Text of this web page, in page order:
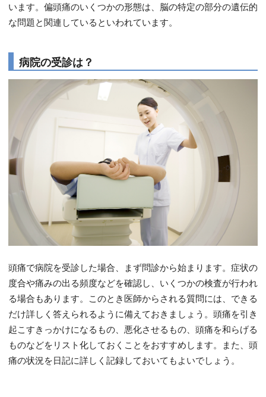
います。偏頭痛のいくつかの形態は、脳の特定の部分の遺伝的
な問題と関連しているといわれています。
病院の受診は？
頭痛で病院を受診した場合、まず問診から始まります。症状の
度合や痛みの出る頻度などを確認し、いくつかの検査が行われ
る場合もあります。このとき医師からされる質問には、できる
だけ詳しく答えられるように備えておきましょう。頭痛を引き
起こすきっかけになるもの、悪化させるもの、頭痛を和らげる
ものなどをリスト化しておくことをおすすめします。また、頭
痛の状況を日記に詳しく記録しておいてもよいでしょう。